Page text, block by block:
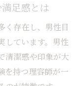
足感とは
く存在し、男性目
しています。男性
清潔感や印象が大
を持つ理容師が一